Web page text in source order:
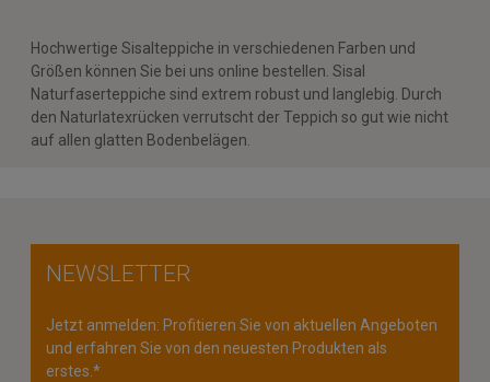
Hochwertige Sisalteppiche in verschiedenen Farben und
Größen können Sie bei uns online bestellen. Sisal
Naturfaserteppiche sind extrem robust und langlebig. Durch
den Naturlatexrücken verrutscht der Teppich so gut wie nicht
auf allen glatten Bodenbelägen.
NEWSLETTER
Jetzt anmelden: Profitieren Sie von aktuellen Angeboten
und erfahren Sie von den neuesten Produkten als
erstes.*